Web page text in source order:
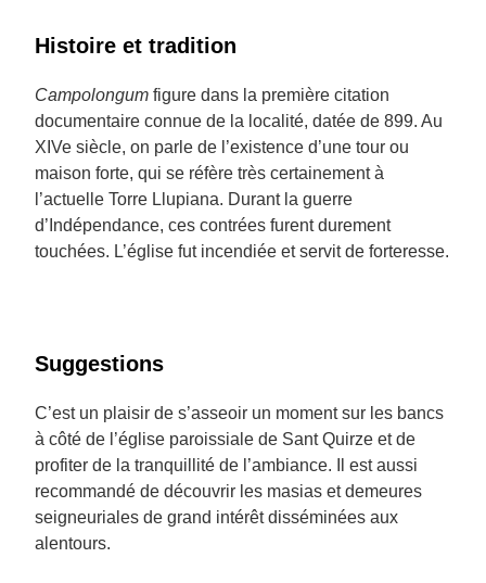
Histoire et tradition
Campolongum figure dans la première citation
documentaire connue de la localité, datée de 899. Au
XIVe siècle, on parle de l’existence d’une tour ou
maison forte, qui se réfère très certainement à
l’actuelle Torre Llupiana. Durant la guerre
d’Indépendance, ces contrées furent durement
touchées. L’église fut incendiée et servit de forteresse.
Suggestions
C’est un plaisir de s’asseoir un moment sur les bancs
à côté de l’église paroissiale de Sant Quirze et de
profiter de la tranquillité de l’ambiance. Il est aussi
recommandé de découvrir les masias et demeures
seigneuriales de grand intérêt disséminées aux
alentours.